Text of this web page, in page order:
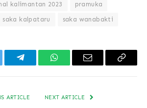
kalimantan 2023 pramuka
saka kalpataru saka wanabakti
TelegramWhatsAppEmail
Copy
ARTICLE NEXT ARTICLE